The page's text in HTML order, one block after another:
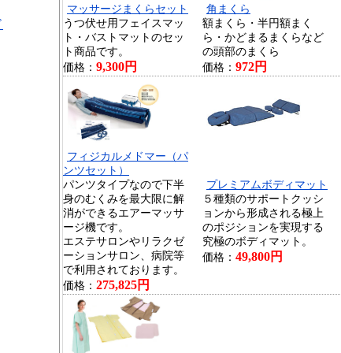
マッサージまくらセット
うつ伏せ用フェイスマッ
ト・バストマットのセッ
ト商品です。
価格： 9,300円
角まくら
額まくら・半円額まく
ら・かどまるまくらなど
の頭部のまくら
価格： 972円
フィジカルメドマー（パ
ンツセット）
パンツタイプなので下半
身のむくみを最大限に解
消ができるエアーマッサ
ージ機です。
エステサロンやリラクゼ
ーションサロン、病院等
で利用されております。
価格： 275,825円
プレミアムボディマット
５種類のサポートクッシ
ョンから形成される極上
のポジションを実現する
究極のボディマット。
価格： 49,800円